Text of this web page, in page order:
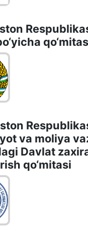
va moliya
Dаvlаt
qo‘mitаsi